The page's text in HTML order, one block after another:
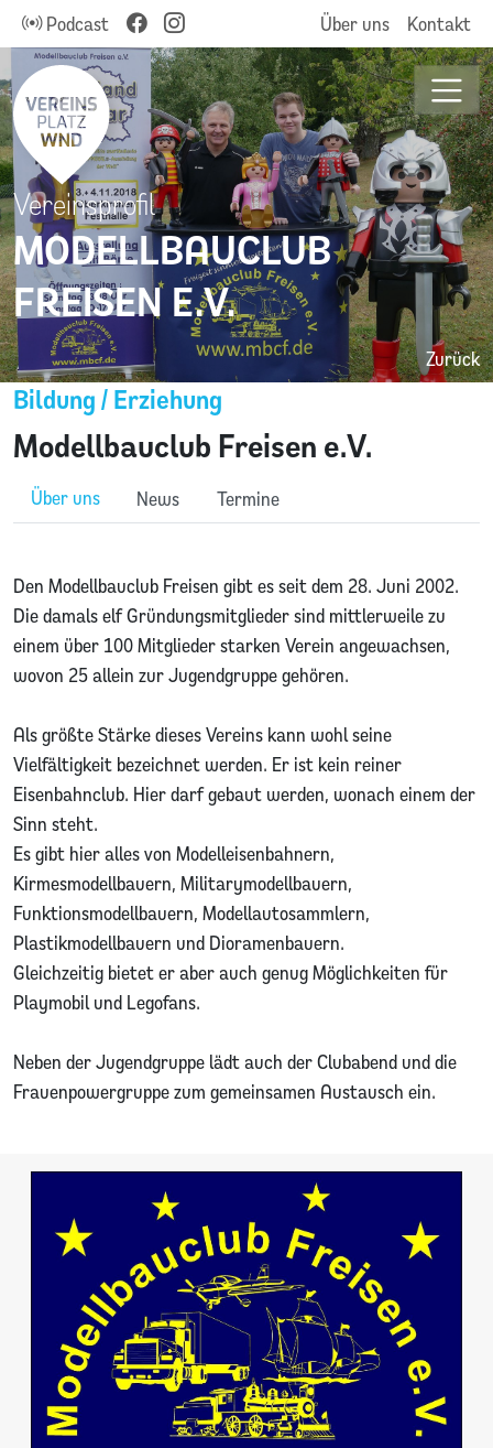
Podcast Über uns Kontakt
MODELLBAUCLUB
FREISEN E.V.
Vereinsprofil
Zurück
Modellbauclub Freisen e.V.
Bildung / Erziehung
Über uns News Termine
Den Modellbauclub Freisen gibt es seit dem 28. Juni 2002.
Die damals elf Gründungsmitglieder sind mittlerweile zu
einem über 100 Mitglieder starken Verein angewachsen,
wovon 25 allein zur Jugendgruppe gehören.
Als größte Stärke dieses Vereins kann wohl seine
Vielfältigkeit bezeichnet werden. Er ist kein reiner
Eisenbahnclub. Hier darf gebaut werden, wonach einem der
Sinn steht.
Es gibt hier alles von Modelleisenbahnern,
Kirmesmodellbauern, Militarymodellbauern,
Funktionsmodellbauern, Modellautosammlern,
Plastikmodellbauern und Dioramenbauern.
Gleichzeitig bietet er aber auch genug Möglichkeiten für
Playmobil und Legofans.
Neben der Jugendgruppe lädt auch der Clubabend und die
Frauenpowergruppe zum gemeinsamen Austausch ein.